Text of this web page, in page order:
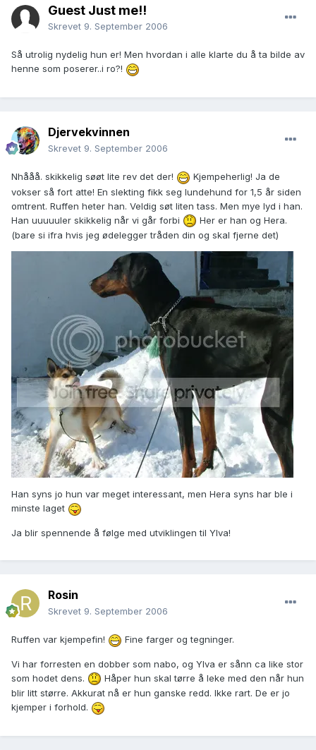
Guest Just me!!
Skrevet 9. September 2006
Så utrolig nydelig hun er! Men hvordan i alle klarte du å ta bilde av
henne som poserer..i ro?!
Djervekvinnen
Skrevet 9. September 2006
Nhååå. skikkelig søøt lite rev det der!
Kjempeherlig! Ja de
vokser så fort atte! En slekting fikk seg lundehund for 1,5 år siden
omtrent. Ruffen heter han. Veldig søt liten tass. Men mye lyd i han.
Han uuuuuler skikkelig når vi går forbi
Her er han og Hera.
(bare si ifra hvis jeg ødelegger tråden din og skal fjerne det)
Han syns jo hun var meget interessant, men Hera syns har ble i
minste laget
Ja blir spennende å følge med utviklingen til Ylva!
Rosin
Skrevet 9. September 2006
Ruffen var kjempefin! Fine farger og tegninger.
Vi har forresten en dobber som nabo, og Ylva er sånn ca like stor
som hodet dens.
Håper hun skal tørre å leke med den når hun
blir litt større. Akkurat nå er hun ganske redd. Ikke rart. De er jo
kjemper i forhold.